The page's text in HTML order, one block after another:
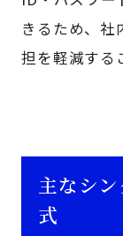
きるため、社
担を軽減する
主なシ
式